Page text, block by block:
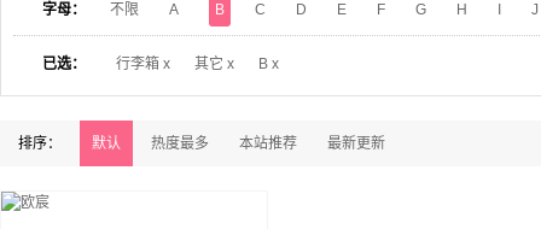
字母： 不限 A B C D E F G H J
已选： 行李箱 x 其它 x B x
排序： 默认 热度最多 本站推荐 最新更新